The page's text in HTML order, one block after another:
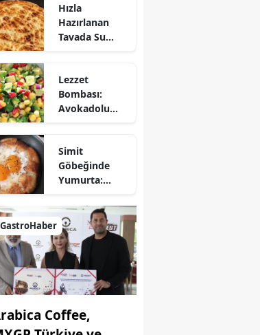
Hızla
Hazırlanan
Tavada Su
Sofralarınıza
Lezzet Katın!
Lezzet
Bombası:
Avokadolu
Simit
Göbeğinde
Yumurta:
Farklı Bir
Kahvaltı
Seçeneği
GastroHaber
Coffee,